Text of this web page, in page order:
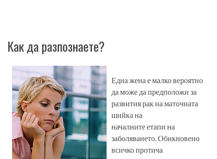
Как да разпознаете?
Една жена е малко вероятно
да може да предположи за
развития рак на маточната
шийка на
началните етапи на
заболяването. Обикновено
всичко протича